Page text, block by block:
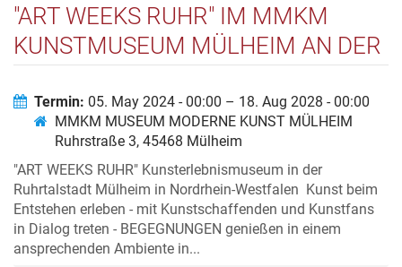
"ART WEEKS RUHR" IM MMKM
KUNSTMUSEUM MÜLHEIM AN DER
Termin: 05. May 2024 - 00:00 – 18. Aug 2028 - 00:00
MMKM MUSEUM MODERNE KUNST MÜLHEIM
Ruhrstraße 3, 45468 Mülheim
"ART WEEKS RUHR" Kunsterlebnismuseum in der
Ruhrtalstadt Mülheim in Nordrhein-Westfalen Kunst beim
Entstehen erleben - mit Kunstschaffenden und Kunstfans
in Dialog treten - BEGEGNUNGEN genießen in einem
ansprechenden Ambiente in...